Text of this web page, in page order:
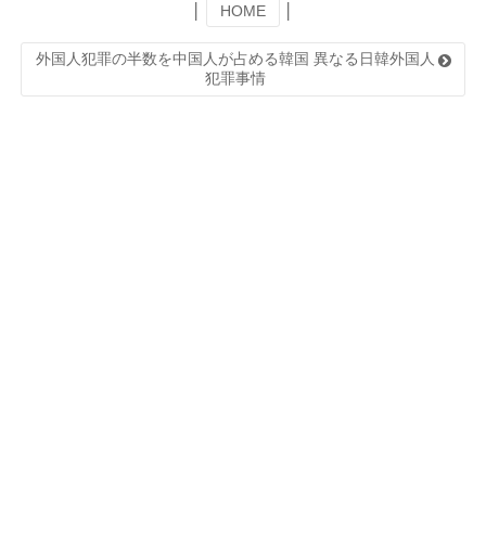
HOME
外国人犯罪の半数を中国人が占める韓国 異なる日韓外国人
犯罪事情